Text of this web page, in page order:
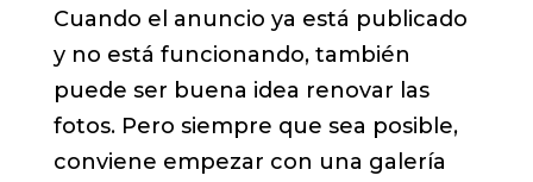
Cuando el anuncio ya está publicado
y no está funcionando, también
puede ser buena idea renovar las
fotos. Pero siempre que sea posible,
conviene empezar con una galería